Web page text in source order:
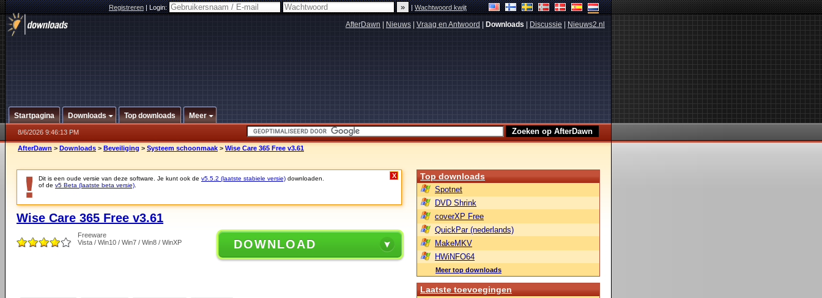
Registreren|Login: |Wachtwoord kwijt
AfterDawn Nieuws Vraag en Antwoord Downloads Discussie Nieuws2.nl
Startpagina Downloads Top downloads Meer
8/6/2026 9:46:13 PM
AfterDawn > Downloads > Beveiliging > Systeem schoonmaak > Wise Care 365 Free v3.61
Dit is een oude versie van deze software. Je kunt ook de v5.5.2 (laatste stabiele versie) downloaden.
of de v5 Beta (laatste beta versie)
X
Wise Care 365 Free v3.61
Freeware
Vista / Win10 / Win7 / Win8 / WinXP
DOWNLOAD
Top downloads
Spotnet
DVD Shrink
coverXP Free
QuickPar (nederlands)
MakeMKV
HWiNFO64
Meer top downloads
Laatste toevoegingen